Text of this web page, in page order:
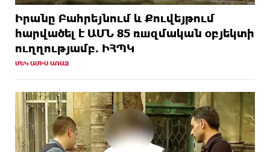
Իրանը Բահրեյնում և Քուվեյթում
hարվածել է ԱՄՆ 85 ռшզմական օբյեկտի
ուղղությամբ. ԻՀՊԿ
ՄԵԿ ԱՄԻՍ ԱՌԱՋ